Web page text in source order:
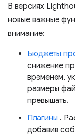
В версиях
новые важные
внимание:
Бюджеты
снижение
временем,
размеры
превышать.
Плагины .
добавив